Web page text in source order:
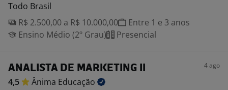
Todo Brasil
R$ 2.500,00 a R$ 10.000,00
Entre 1 e 3 anos
Ensino Médio (2º Grau)
Presencial
ANALISTA DE MARKETING II 4 ago
4,5 Ânima Educação